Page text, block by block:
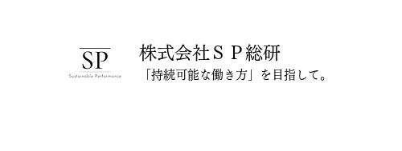
株式会社ＳＰ総研
「持続可能な働き方」を目指して。